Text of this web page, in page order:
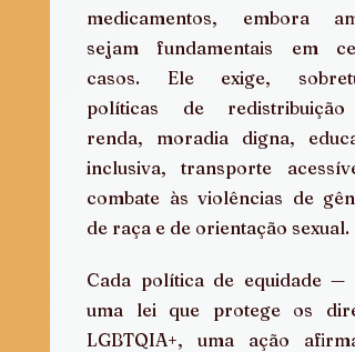
medicamentos, embora
sejam fundamentais em
casos. Ele exige,
políticas de redistribuição
renda, moradia digna,
inclusiva, transporte
combate às violências de
de raça e de orientação sexual.
Cada política de equidade —
uma lei que protege os
LGBTQIA+, uma ação